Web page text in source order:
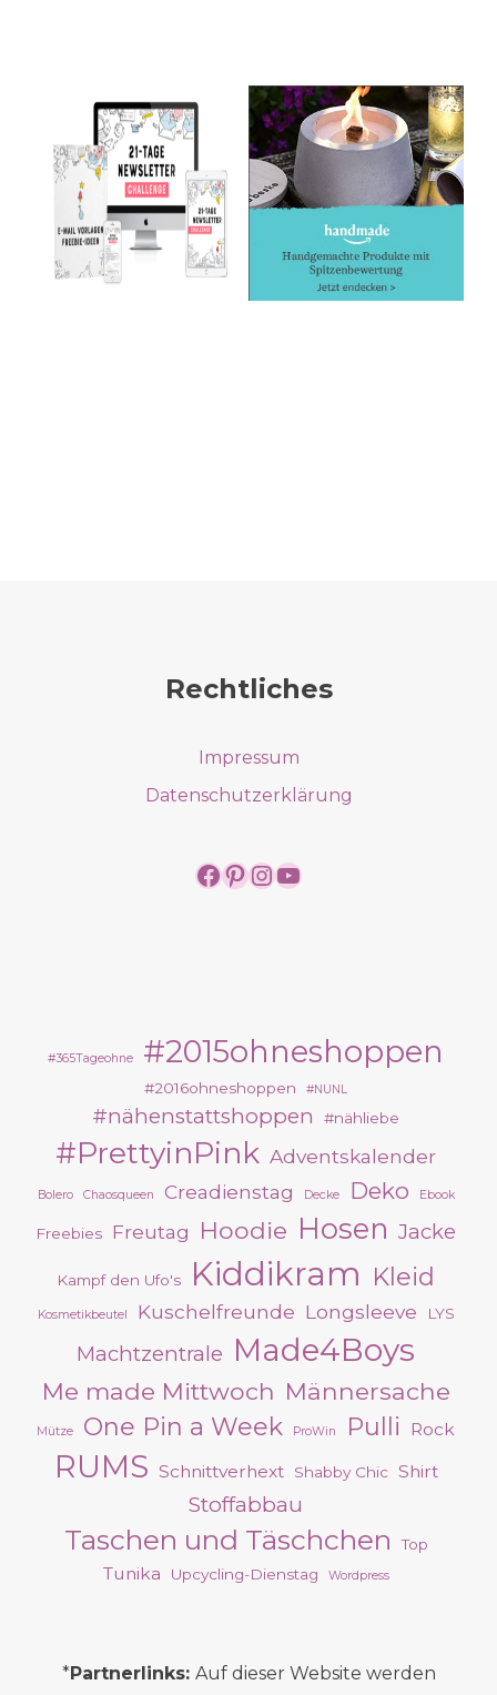
Rechtliches
Impressum
Datenschutzerklärung
https://
https://
https://
https://
#365Tageohne #2015ohneshoppen
#2016ohneshoppen #NUNL
#nähenstattshoppen #nähliebe
#PrettyinPink Adventskalender
Bolero Chaosqueen Creadienstag Decke Deko Ebook
Freebies Freutag Hoodie Hosen Jacke
Kampf den Ufo's Kiddikram Kleid
Kosmetikbeutel Kuschelfreunde Longsleeve LYS
Machtzentrale Made4Boys
Me made Mittwoch Männersache
Mütze One Pin a Week ProWin Pulli Rock
RUMS Schnittverhext Shabby Chic Shirt
Stoffabbau
Taschen und Täschchen Top
Tunika Upcycling-Dienstag Wordpress
*Partnerlinks: Auf dieser Website werden